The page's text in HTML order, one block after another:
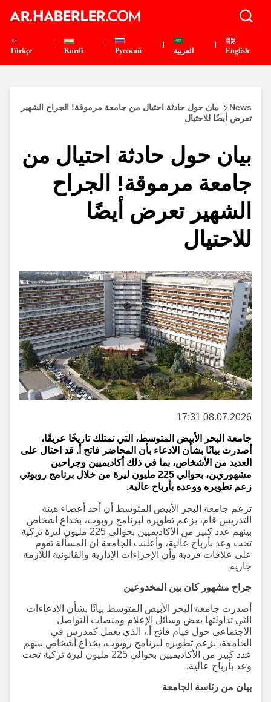
English العربية Pусский
Kurdî
Türkçe
News
بيان حول حادثة احتيال من جامعة مرموقة! الجراح الشهير
تعرض أيضًا للاحتيال
بيان حول حادثة احتيال من
جامعة مرموقة! الجراح
الشهير تعرض أيضًا
للاحتيال
08.07.2026 17:31
جامعة البحر الأبيض المتوسط، التي تمتلك تاريخًا عريقًا،
أصدرت بيانًا بشأن الادعاء بأن المحاضر فاتح أ. قد احتال على
العديد من الأشخاص، بما في ذلك أكاديميين وجراحين
مشهورين، بحوالي 225 مليون ليرة من خلال برنامج روبوتي
زعم تطويره ووعده بأرباح عالية.
تزعم جامعة البحر الأبيض المتوسط أن أحد أعضاء هيئة
التدريس قام، بزعم تطويره لبرنامج روبوت، بخداع أشخاص
بينهم عدد كبير من الأكاديميين بحوالي 225 مليون ليرة تركية
تحت وعد بأرباح عالية، وأعلنت الجامعة أن المسألة تقوم
على علاقات فردية وأن الإجراءات الإدارية والقانونية اللازمة
جارية.
جراح مشهور كان بين المخدوعين
أصدرت جامعة البحر الأبيض المتوسط بيانًا بشأن الادعاءات
التي تداولتها بعض وسائل الإعلام ومنصات التواصل
الاجتماعي حول قيام فاتح أ.، الذي يعمل كمدرس في
الجامعة، بزعم تطويره لبرنامج روبوت، بخداع أشخاص بينهم
عدد كبير من الأكاديميين بحوالي 225 مليون ليرة تركية تحت
وعد بأرباح عالية.
بيان من رئاسة الجامعة